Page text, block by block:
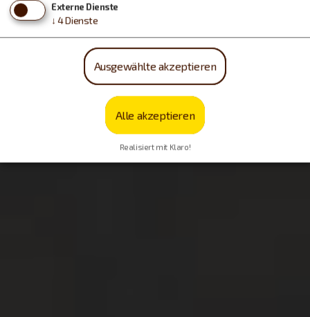
Möchten Sie von OpenStreetMap/Leaflet bereitgestellte
externe Inhalte laden?
Ja, immer
Externe Dienste
↓ 4Dienste
Ausgewählte akzeptieren
Alle akzeptieren
Realisiert mit Klaro!